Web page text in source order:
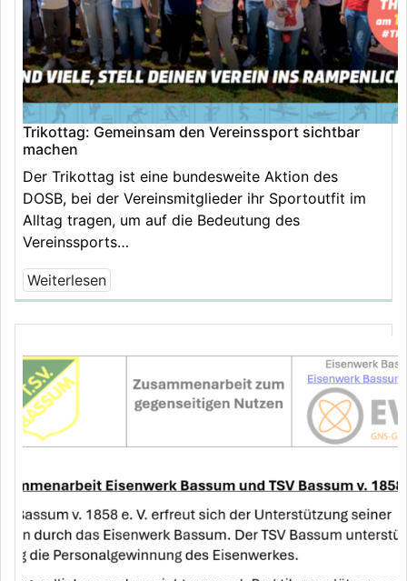
Trikottag: Gemeinsam den Vereinssport sichtbar
machen
Der Trikottag ist eine bundesweite Aktion des
DOSB, bei der Vereinsmitglieder ihr Sportoutfit im
Alltag tragen, um auf die Bedeutung des
Vereinssports…
Weiterlesen